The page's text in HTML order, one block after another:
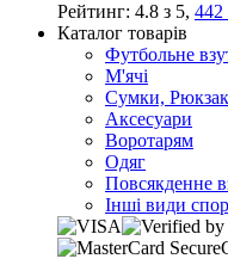
Рейтинг: 4.8 з 5, 442
Каталог товарів
Футбольне
М'ячі
Сумки,
Аксесуари
Воротарям
Одяг
Повсякденне
Інші види